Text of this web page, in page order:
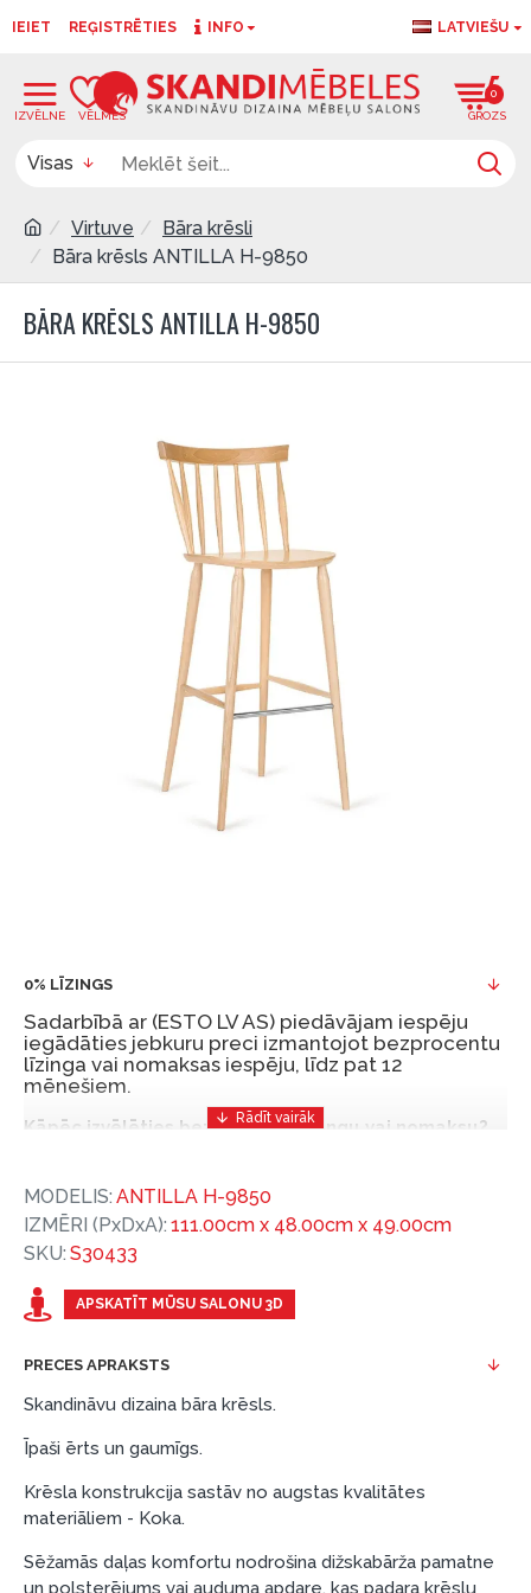
IEIET REĢISTRĒTIES INFO LATVIEŠU
0
Visas
Virtuve
Bāra krēsli
Bāra krēsls ANTILLA H-9850
BĀRA KRĒSLS ANTILLA H-9850
0% LĪZINGS
Sadarbībā ar (ESTO LV AS) piedāvājam iespēju
iegādāties jebkuru preci izmantojot bezprocentu
līzinga vai nomaksas iespēju, līdz pat 12
mēnešiem.
Kāpēc izvēlēties bezprocentu līzingu vai nomaksu?
un izdevīgs finansēšanas risinājums, lai iegādātos
vajadzīgās preces tulīt, bet par tām norēķinoties
vēlāk.
Ar ESTO iegūstiet bezprocentu līzinga vai nomaksas
priekšrocības bez pirmās iemaksas un ar nomaksas
Piemērs: Preces cena 300 €, termiņš: 12 mēneši,
kopējā pārmaksa: 0 €.
Līzingu un nomaksu varat noformēt arī apmeklējot mūsu
salonu Dārzciema ielā 91, Rīga, Latvija.
Dokumentu prasības:
APSKATĪT MŪSU SALONU 3D
PRECES APRAKSTS
Skandināvu dizaina bāra krēsls.
Īpaši ērts un gaumīgs.
Krēsla konstrukcija sastāv no augstas kvalitātes
materiāliem - Koka.
Sēžamās daļas komfortu nodrošina dižskabārža pamatne
un polsterējums vai auduma apdare, kas padara krēslu
MODELIS: ANTILLA H-9850
IZMĒRI (PxDxA): 111.00cm x 48.00cm x 49.00cm
SKU: S30433